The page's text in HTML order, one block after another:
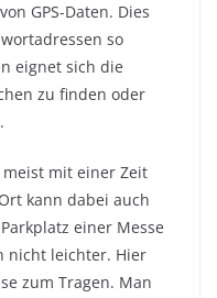
GPS-Daten. Dies
so
eignet sich die
zu finden oder
mit einer Zeit
kann dabei auch
einer Messe
nicht leichter. Hier
zum Tragen. Man